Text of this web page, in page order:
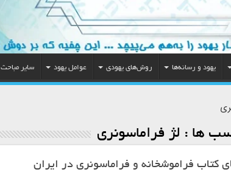
یهود و رسانه‌ها روش‌های یهودی عوامل یهود سایر مباحث
ها : لژ فراماسونری
کتاب فراموشخانه و فراماسونری در ایران